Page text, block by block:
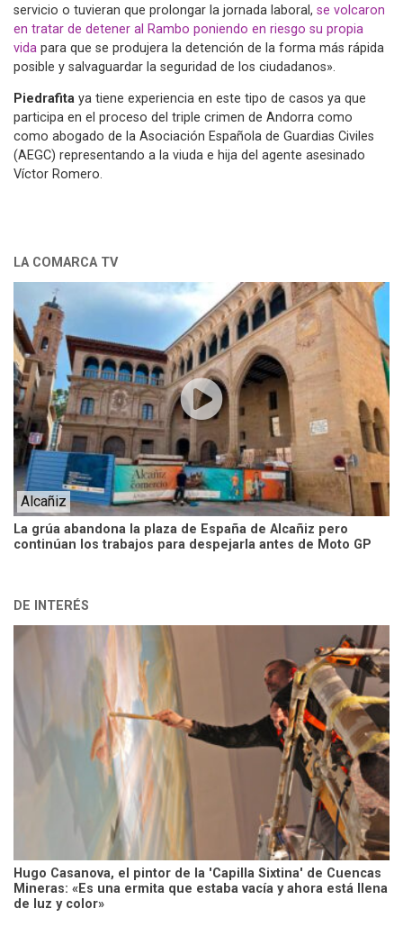
servicio o tuvieran que prolongar la jornada laboral, se volcaron
en tratar de detener al Rambo poniendo en riesgo su propia
vida para que se produjera la detención de la forma más rápida
posible y salvaguardar la seguridad de los ciudadanos».
Piedrafita ya tiene experiencia en este tipo de casos ya que
participa en el proceso del triple crimen de Andorra como
como abogado de la Asociación Española de Guardias Civiles
(AEGC) representando a la viuda e hija del agente asesinado
Víctor Romero.
LA COMARCA TV
La grúa abandona la plaza de España de Alcañiz pero
continúan los trabajos para despejarla antes de Moto GP
Alcañiz
DE INTERÉS
Hugo Casanova, el pintor de la 'Capilla Sixtina' de Cuencas
Mineras: «Es una ermita que estaba vacía y ahora está llena
de luz y color»